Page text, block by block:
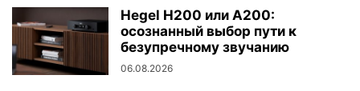
Hegel H200 или A200:
осознанный выбор пути к
безупречному звучанию
06.08.2026